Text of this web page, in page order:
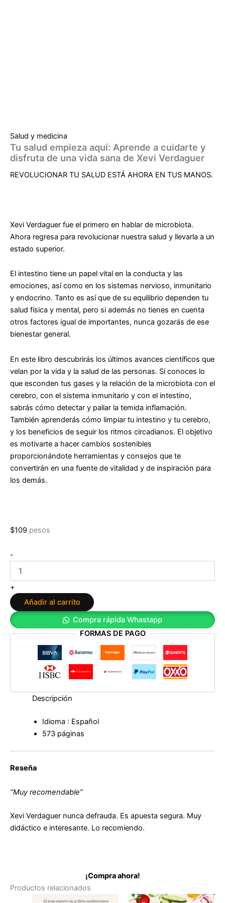
Salud y medicina
Tu salud empieza aquí: Aprende a cuidarte y
disfruta de una vida sana de Xevi Verdaguer
REVOLUCIONAR TU SALUD ESTÁ AHORA EN TUS MANOS.
Xevi Verdaguer fue el primero en hablar de microbiota.
Ahora regresa para revolucionar nuestra salud y llevarla a un
estado superior.
El intestino tiene un papel vital en la conducta y las
emociones, así como en los sistemas nervioso, inmunitario
y endocrino. Tanto es así que de su equilibrio dependen tu
salud física y mental, pero si además no tienes en cuenta
otros factores igual de importantes, nunca gozarás de ese
bienestar general.
En este libro descubrirás los últimos avances científicos que
velan por la vida y la salud de las personas. Si conoces lo
que esconden tus gases y la relación de la microbiota con el
cerebro, con el sistema inmunitario y con el intestino,
sabrás cómo detectar y paliar la temida inflamación.
También aprenderás cómo limpiar tu intestino y tu cerebro,
y los beneficios de seguir los ritmos circadianos. El objetivo
es motivarte a hacer cambios sostenibles
proporcionándote herramientas y consejos que te
convertirán en una fuente de vitalidad y de inspiración para
los demás.
$109 pesos
-
salud
empieza
aquí:
Aprende
cuidarte
disfruta
Xevi
Verdaguer
+
Añadir al carrito
Compra rápida Whastapp
FORMAS DE PAGO
Descripción
Idioma : Español
573 páginas
Reseña
“Muy recomendable”
Xevi Verdaguer nunca defrauda. Es apuesta segura. Muy
didáctico e interesante. Lo recomiendo.
¡Compra ahora!
Productos relacionados